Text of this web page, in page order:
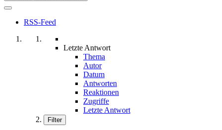
RSS-Feed
Letzte Antwort
Thema
Autor
Datum
Antworten
Reaktionen
Zugriffe
Letzte Antwort
Filter